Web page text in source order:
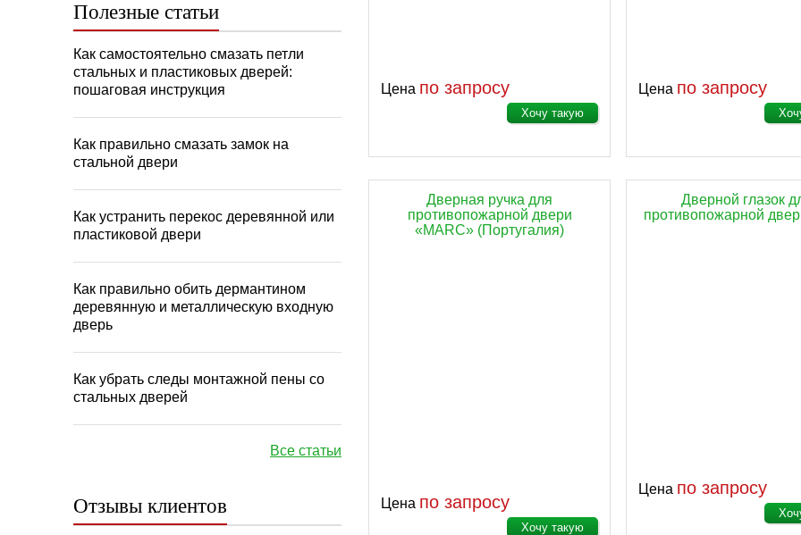
Цена по запросу
Хочу такую
Цена по запросу
Дверная ручка для
противопожарной двери
«MARC» (Португалия)
Цена по запросу
Хочу такую
Дверной глазок
противопожарной
Цена по запросу
Полезные статьи
Как самостоятельно смазать петли
стальных и пластиковых дверей:
пошаговая инструкция
Как правильно смазать замок на
стальной двери
Как устранить перекос деревянной или
пластиковой двери
Как правильно обить дермантином
деревянную и металлическую входную
дверь
Как убрать следы монтажной пены со
стальных дверей
Все статьи
Отзывы клиентов